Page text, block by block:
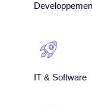
IT & Software